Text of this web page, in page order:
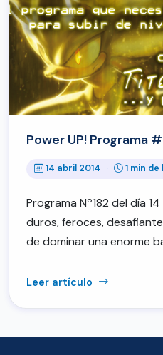
Power UP! Programa
14 abril 2014 · 1 min
Programa Nº182 del día
duros, feroces,
de dominar una enorme
Leer artículo